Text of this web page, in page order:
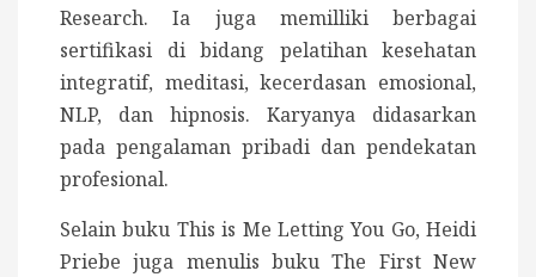
Research. Ia juga memilliki berbagai
sertifikasi di bidang pelatihan kesehatan
integratif, meditasi, kecerdasan emosional,
NLP, dan hipnosis. Karyanya didasarkan
pada pengalaman pribadi dan pendekatan
profesional.
Selain buku This is Me Letting You Go, Heidi
Priebe juga menulis buku The First New